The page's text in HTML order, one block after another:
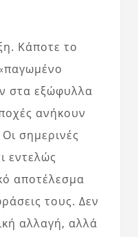
Κάποτε το
στα εξώφυλλα
ανήκουν
σημερινές
εντελώς
αποτέλεσμα
τους. Δεν
αλλαγή, αλλά